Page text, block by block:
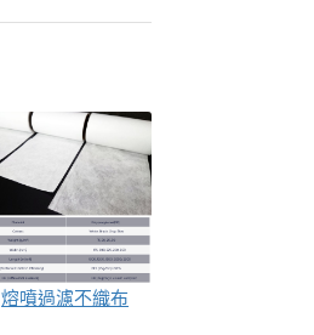
熔噴過濾不織布